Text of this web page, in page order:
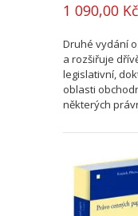
1 090,00 Kč
Druhé vydání
a rozšiřuje
legislativní,
oblasti
některých